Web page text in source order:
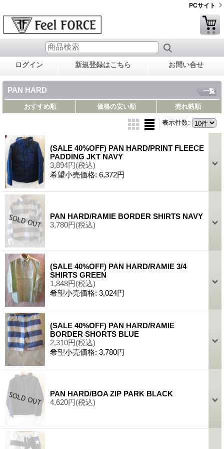
PCサイト
ログイン 新規登録はこちら お問い合せ
PAN HARD 一覧
おすすめ順 価格の安い順 売れ筋順
表示件数:
(SALE 40%OFF) PAN HARD/PRINT FLEECE
PADDING JKT NAVY
3,894円(税込)
希望小売価格: 6,372円
PAN HARD/RAMIE BORDER SHIRTS NAVY
3,780円(税込)
(SALE 40%OFF) PAN HARD/RAMIE 3/4
SHIRTS GREEN
1,848円(税込)
希望小売価格: 3,024円
(SALE 40%OFF) PAN HARD/RAMIE
BORDER SHORTS BLUE
2,310円(税込)
希望小売価格: 3,780円
PAN HARD/BOA ZIP PARK BLACK
4,620円(税込)